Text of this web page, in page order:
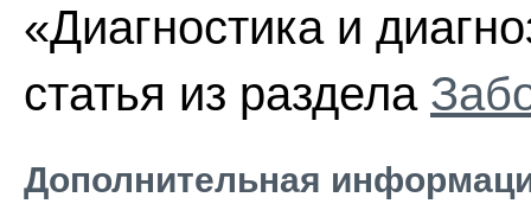
«Диагностика и
статья из раздела
Дополнительная